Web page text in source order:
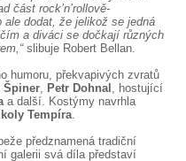
část rock’n’rollově-
ale dodat, že jelikož se jedná
a diváci se dočkají různých
slibuje Robert Bellan.
humoru, překvapivých zvratů
Špiner, Petr Dohnal , hostující
a další. Kostýmy navrhla
Tempíra.
předznamená tradiční
galerii svá díla představí